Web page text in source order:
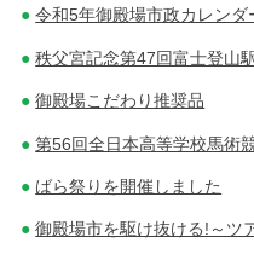
令和5年御殿場市政カレンダ
秩父宮記念第47回富士登山
御殿場こだわり推奨品
第56回全日本高等学校馬術
ばら祭りを開催しました
御殿場市を駆け抜ける!～ツ